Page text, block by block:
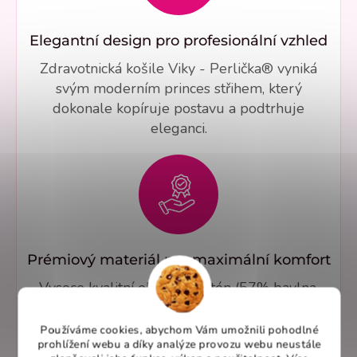
Používáme cookies, abychom Vám umožnili pohodlné
prohlížení webu a díky analýze provozu webu neustále
Elegantní design pro profesionální vzhled
Zdravotnická košile Viky - Perlička® vyniká
svým moderním princes střihem, který
dokonale kopíruje postavu a podtrhuje
eleganci.
Prémiový materiál pro maximální komfort
Vysoce kvalitní elastický satén (57% bavlna,
40% polyester, 3% elastan) nabízí výjimečný
komfort a odolnost.